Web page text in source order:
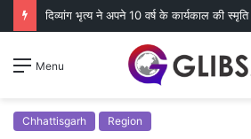
Menu
Chhattisgarh Region